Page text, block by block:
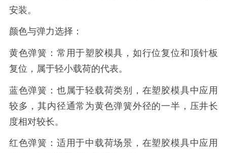
安装。
颜色与弹力选择：
黄色弹簧：常用于塑胶模具，如行位复位和顶针板
复位，属于轻小载荷的代表。
蓝色弹簧：也属于轻载荷类别，在塑胶模具中应用
较多，其内径通常为黄色弹簧外径的一半，压井长
度相对较长。
红色弹簧：适用于中载荷场景，在塑胶模具中应用